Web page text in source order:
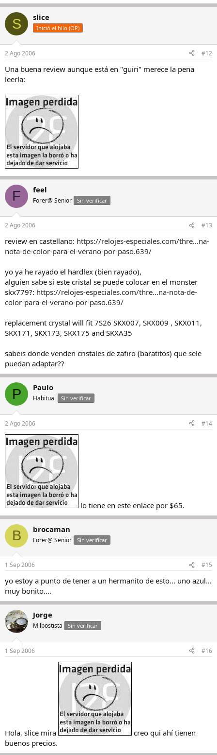
S slice
Inició el hilo (OP)
2 Ago 2006 #12
Una buena review aunque está en "guiri" merece la pena
leerla:
F feel
Forer@ Senior Sin verificar
2 Ago 2006 #13
review en castellano: https://relojes-especiales.com/thre...na-
nota-de-color-para-el-verano-por-paso.639/
yo ya he rayado el hardlex (bien rayado),
alguien sabe si este cristal se puede colocar en el monster
skx779?: https://relojes-especiales.com/thre...na-nota-de-
color-para-el-verano-por-paso.639/
replacement crystal will fit 7S26 SKX007, SKX009 , SKX011,
SKX171, SKX173, SKX175 and SKXA35
sabeis donde venden cristales de zafiro (baratitos) que sele
puedan adaptar??
P Paulo
Habitual Sin verificar
2 Ago 2006 #14
lo tiene en este enlace por $65.
B brocaman
Forer@ Senior Sin verificar
1 Sep 2006 #15
yo estoy a punto de tener a un hermanito de esto... uno azul...
muy bonito....
Jorge
Milpostista Sin verificar
1 Sep 2006 #16
Hola, slice mira
creo qui ahí tienen
buenos precios.